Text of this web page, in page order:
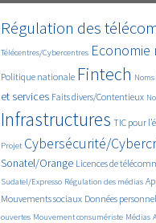
4634/5705
Régulation des
364/5705
Télécentres/Cybercentres
3747/5705 Economie
1863/5705
Politique nationale
5173/5705 Fintech
675/5705
2423/5705
et services
1598/5705 Faits divers/Contentieux
839/5705
5705/5705
Infrastructures
1823/5705
TIC pour
206/5705
249/5705
Projet
3647/5705Cybersécurité/
2305/5705
Sonatel/Orange
1625/5705 Licences de
293/5705
Sudatel/Expresso
1018/5705 Régulation des médias
1512/5705
1239/5705
Mouvements sociaux
1655/5705 Données
145/5705
ouvertes
625/5705Mouvement consumériste
367/5705 Médias
743/5705